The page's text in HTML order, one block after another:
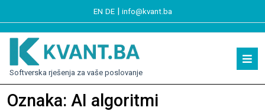
EN DE| info@kvant.ba
Softverska rješenja za vaše poslovanje
Oznaka: AI algoritmi